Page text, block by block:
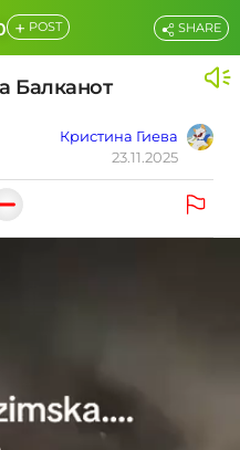
+ POST
Балканот
Кристина Гиева
23.11.2025
SHARE